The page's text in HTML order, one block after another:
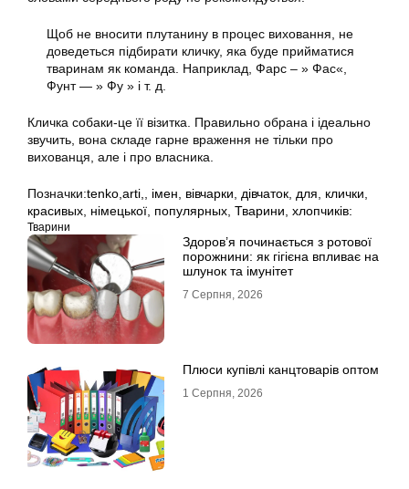
Щоб не вносити плутанину в процес виховання, не
доведеться підбирати кличку, яка буде прийматися
тваринам як команда. Наприклад, Фарс – » Фас«,
Фунт — » Фу » і т. д.
Кличка собаки-це її візитка. Правильно обрана і ідеально
звучить, вона складе гарне враження не тільки про
вихованця, але і про власника.
Позначки:tenko,arti, імен вівчарки дівчаток для клички
красивых німецької популярных Тварини хлопчиків:
Тварини
Здоров’я починається з ротової
порожнини: як гігієна впливає на
шлунок та імунітет
7 Серпня, 2026
Плюси купівлі канцтоварів оптом
1 Серпня, 2026